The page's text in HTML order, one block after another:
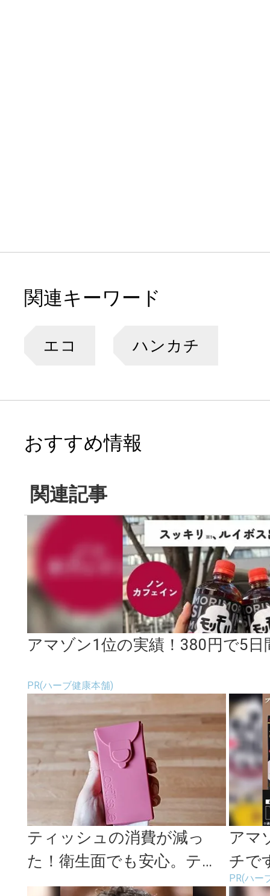
関連キーワード
エコ ハンカチ
おすすめ情報
関連記事
アマゾン1位の実績！380円で5日
PR(ハーブ健康本舗)
ティッシュの消費が減っ
た！衛生面でも安心。ティ
ッシュ感覚で使えるハンカ
アマ
チで
PR(ハー